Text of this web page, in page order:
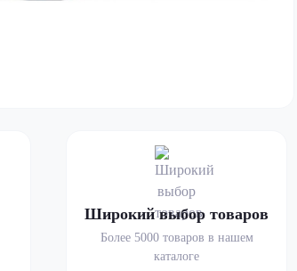
Широкий выбор товаров
Более 5000 товаров в нашем
каталоге